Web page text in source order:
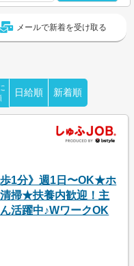
メールで新着を受け取る
日給順 新着順
歩1分》週1日〜OK★ホ
掃★扶養内歓迎！主
活躍中♪WワークOK